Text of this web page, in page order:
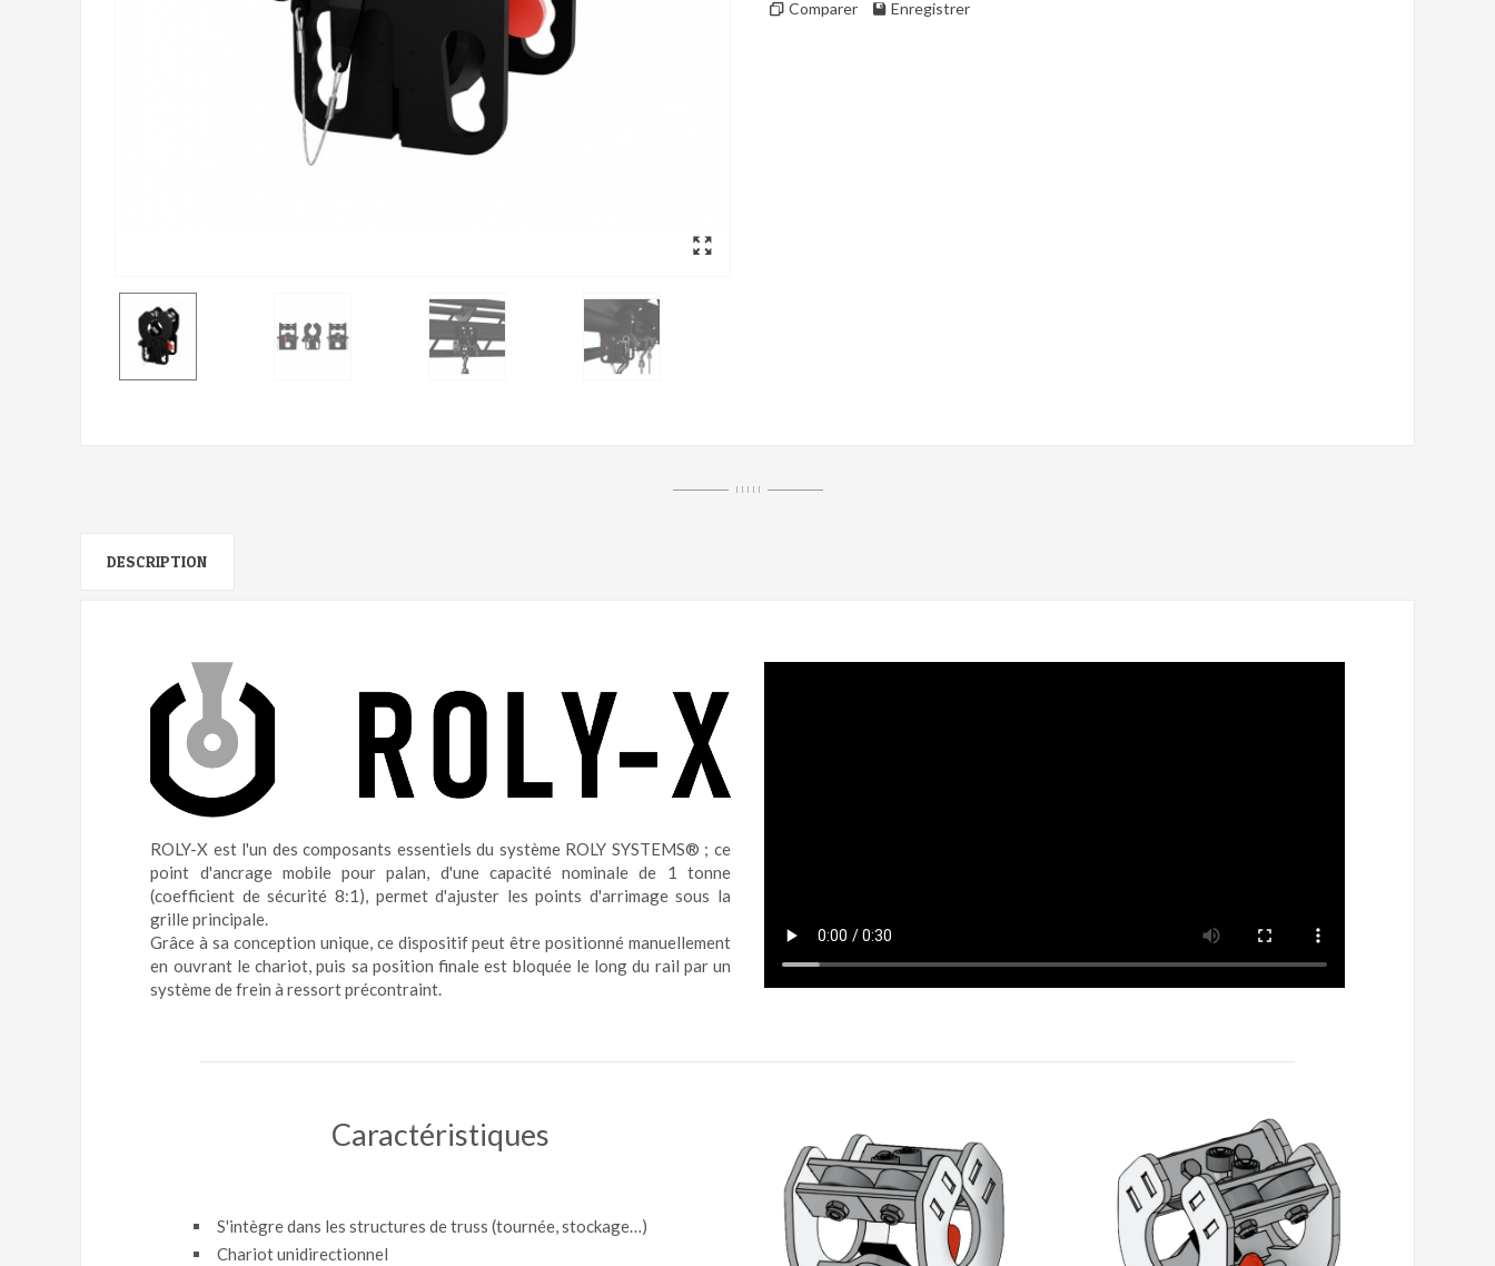
Comparer Enregistrer
I I I I I
DESCRIPTION
ROLY-X est l'un des composants essentiels du système ROLY SYSTEMS® ; ce
point d'ancrage mobile pour palan, d'une capacité nominale de 1 tonne
(coefficient de sécurité 8:1), permet d'ajuster les points d'arrimage sous la
grille principale.
Grâce à sa conception unique, ce dispositif peut être positionné manuellement
en ouvrant le chariot, puis sa position finale est bloquée le long du rail par un
système de frein à ressort précontraint.
Caractéristiques
S'intègre dans les structures de truss (tournée, stockage…)
Chariot unidirectionnel